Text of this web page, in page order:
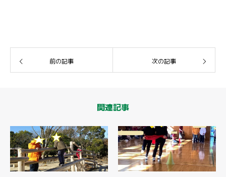
前の記事 次の記事
関連記事